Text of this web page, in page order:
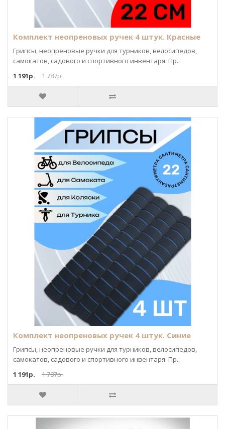
Комплект неопреновых ручек 4 штук. Красные
Грипсы, неопреновые ручки для турников, велосипедов,
самокатов, садового и спортивного инвентаря. Пр..
1 191р.
1 787р.
Комплект неопреновых ручек 4 штук. Синие
Грипсы, неопреновые ручки для турников, велосипедов,
самокатов, садового и спортивного инвентаря. Пр..
1 191р.
1 787р.